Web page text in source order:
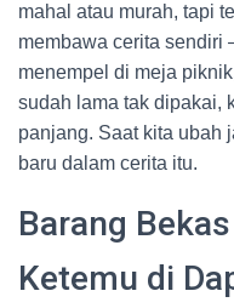
mahal atau murah, tapi
membawa cerita
menempel di meja
sudah lama tak dipakai,
panjang. Saat kita ubah
baru dalam cerita itu.
Barang
Ketemu di